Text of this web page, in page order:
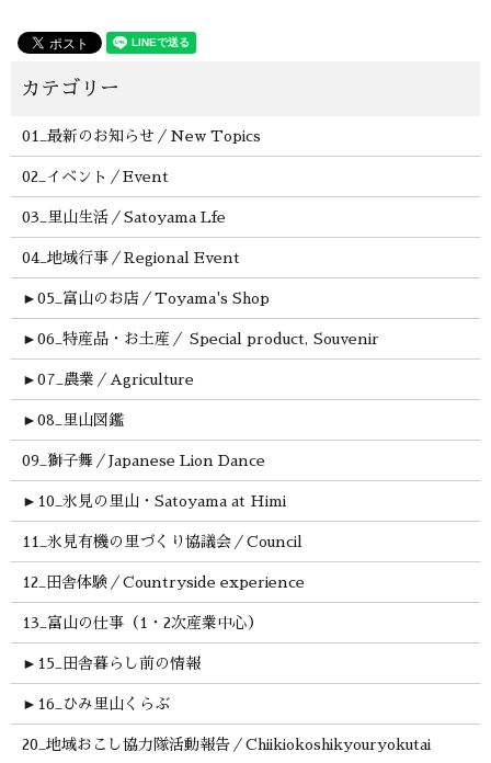
01_最新のお知らせ／New Topics
02_イベント／Event
03_里山生活／Satoyama Lfe
04_地域行事／Regional Event
► 05_富山のお店／Toyama's Shop
► 06_特産品・お土産／ Special product, Souvenir
► 07_農業／Agriculture
► 08_里山図鑑
09_獅子舞／Japanese Lion Dance
► 10_氷見の里山・Satoyama at Himi
11_氷見有機の里づくり協議会／Council
12_田舎体験／Countryside experience
13_富山の仕事（1・2次産業中心）
► 15_田舎暮らし前の情報
► 16_ひみ里山くらぶ
20_地域おこし協力隊活動報告／Chiikiokoshikyouryokutai